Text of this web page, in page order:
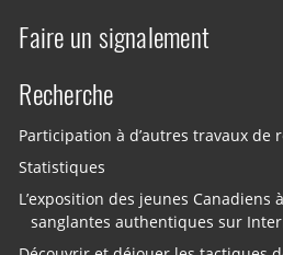
Faire un signalement
Recherche
Participation à d’autres travaux de
Statistiques
L’exposition des jeunes Canadiens
sanglantes authentiques sur